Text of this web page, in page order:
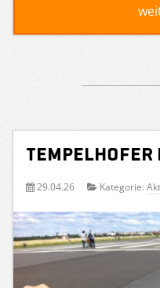
29.04.26 Kategorie: